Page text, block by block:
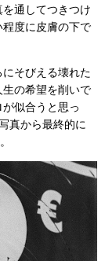
通してつきつけ
度に皮膚の下で
そびえる壊れた
の希望を削いで
似合うと思っ
真から最終的に